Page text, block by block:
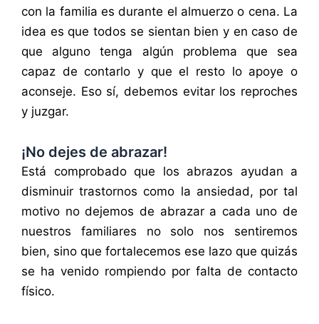
con la familia es durante el almuerzo o cena. La
idea es que todos se sientan bien y en caso de
que alguno tenga algún problema que sea
capaz de contarlo y que el resto lo apoye o
aconseje. Eso sí, debemos evitar los reproches
y juzgar.
¡No dejes de abrazar!
Está comprobado que los abrazos ayudan a
disminuir trastornos como la ansiedad, por tal
motivo no dejemos de abrazar a cada uno de
nuestros familiares no solo nos sentiremos
bien, sino que fortalecemos ese lazo que quizás
se ha venido rompiendo por falta de contacto
físico.